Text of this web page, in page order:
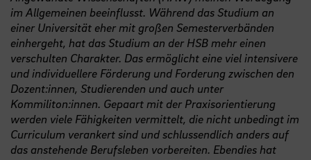
im Allgemeinen beeinflusst. Während das Studium an
einer Universität eher mit großen Semesterverbänden
einhergeht, hat das Studium an der HSB mehr einen
verschulten Charakter. Das ermöglicht eine viel intensivere
und individuellere Förderung und Forderung zwischen den
Dozent:innen, Studierenden und auch unter
Kommiliton:innen. Gepaart mit der Praxisorientierung
werden viele Fähigkeiten vermittelt, die nicht unbedingt im
Curriculum verankert sind und schlussendlich anders auf
das anstehende Berufsleben vorbereiten. Ebendies hat